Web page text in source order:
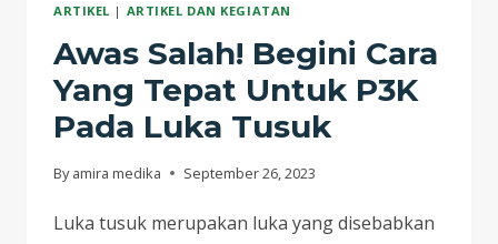
ARTIKEL | ARTIKEL DAN KEGIATAN
Awas Salah! Begini Cara
Yang Tepat Untuk P3K
Pada Luka Tusuk
By amira medika September 26, 2023
Luka tusuk merupakan luka yang disebabkan